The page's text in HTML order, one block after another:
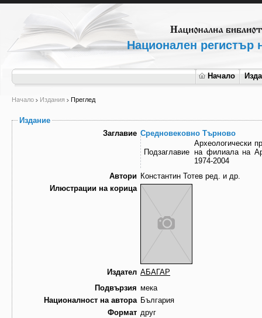
Национален регистър
Начало
Начало Издания Преглед
Издание
Заглавие Средновековно Търново
Подзаглавие
Археологически
на филиала на
1974-2004
Автори Константин Тотев ред. и др.
Илюстрации на корица
Издател АБАГАР
Подвързия мека
Националност на автора България
Формат друг